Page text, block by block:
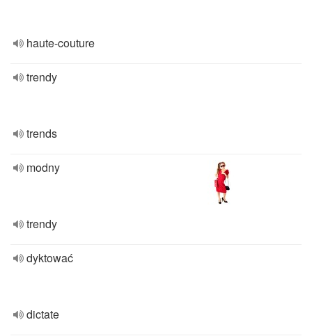
haute-couture
trendy
trends
modny
trendy
dyktować
dictate